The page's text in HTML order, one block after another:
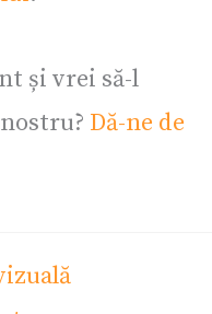
și vrei să-l
Dă-ne de